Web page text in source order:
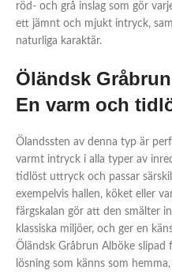
röd- och grå inslag som gör
ett jämnt och mjukt intryck,
naturliga karaktär.
Öländsk
En varm och
Ölandssten av denna typ är
varmt intryck i alla typer av
tidlöst uttryck och passar
exempelvis hallen, köket eller
färgskalan gör att den smälter
klassiska miljöer, och ger en
Öländsk Gråbrun Alböke
lösning som känns som